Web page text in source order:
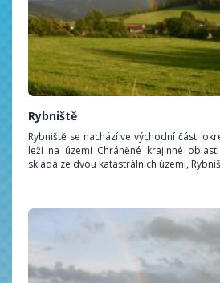
Rybniště
Rybniště se nachází ve východní části
leží na území Chráněné krajinné
skládá ze dvou katastrálních území,